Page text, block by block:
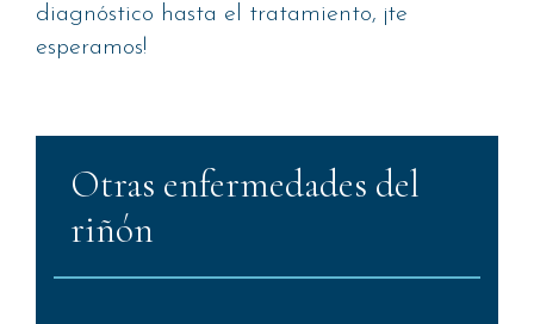
diagnóstico hasta el tratamiento, ¡te
esperamos!
Otras enfermedades del
riñón